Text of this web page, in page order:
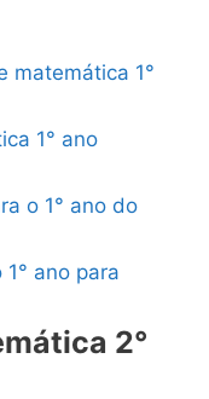
matemática 1°
1° ano
o 1° ano do
ano para
2°